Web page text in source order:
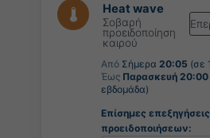
Heat wave
Σοβαρή
προειδοποίηση
καιρού
Από Σήμερα 20:05 (σε
Έως Παρασκευή 20:00
εβδομάδα)
Επίσημες επεξηγήσεις
προειδοποιήσεων: